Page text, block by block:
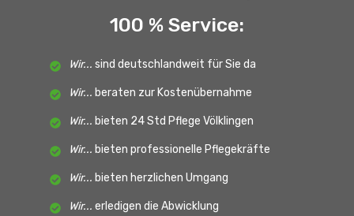
100 % Service:
Wir... sind deutschlandweit für Sie da
Wir... beraten zur Kostenübernahme
Wir... bieten 24 Std Pflege Völklingen
Wir... bieten professionelle Pflegekräfte
Wir... bieten herzlichen Umgang
Wir... erledigen die Abwicklung